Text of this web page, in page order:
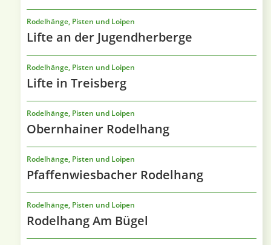
Rodelhänge, Pisten und Loipen
Lifte an der Jugendherberge
Rodelhänge, Pisten und Loipen
Lifte in Treisberg
Rodelhänge, Pisten und Loipen
Obernhainer Rodelhang
Rodelhänge, Pisten und Loipen
Pfaffenwiesbacher Rodelhang
Rodelhänge, Pisten und Loipen
Rodelhang Am Bügel